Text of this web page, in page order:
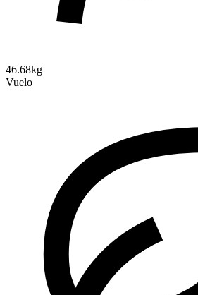
46.68kg
Vuelo